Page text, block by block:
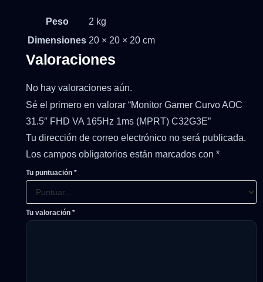
Peso
2 kg
Dimensiones 20 × 20 × 20 cm
Valoraciones
No hay valoraciones aún.
Sé el primero en valorar “Monitor Gamer Curvo AOC
31.5″ FHD VA 165Hz 1ms (MPRT) C32G3E”
Tu dirección de correo electrónico no será publicada.
Los campos obligatorios están marcados con *
Tu puntuación *
Tu valoración *